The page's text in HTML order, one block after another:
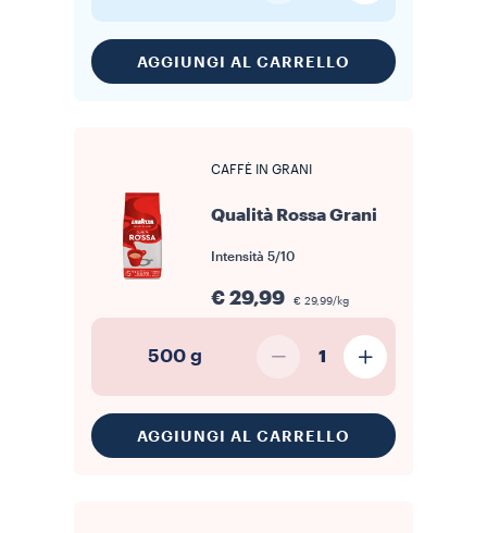
AGGIUNGI AL CARRELLO
CAFFÈ IN GRANI
Qualità Rossa Grani
Intensità 5/10
€ 29,99 € 29,99/kg
500 g 1
AGGIUNGI AL CARRELLO